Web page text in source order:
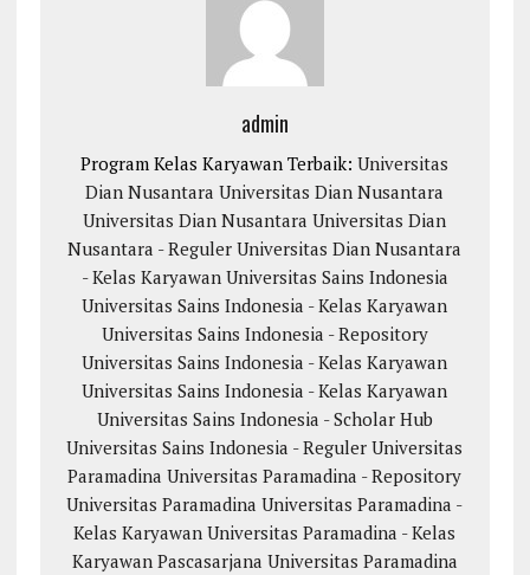
admin
Program Kelas Karyawan Terbaik:Universitas
Dian Nusantara Universitas Dian Nusantara
Universitas Dian Nusantara Universitas Dian
Nusantara - Reguler Universitas Dian Nusantara
- Kelas Karyawan Universitas Sains Indonesia
Universitas Sains Indonesia - Kelas Karyawan
Universitas Sains Indonesia - Repository
Universitas Sains Indonesia - Kelas Karyawan
Universitas Sains Indonesia - Kelas Karyawan
Universitas Sains Indonesia - Scholar Hub
Universitas Sains Indonesia - Reguler Universitas
Paramadina Universitas Paramadina - Repository
Universitas Paramadina Universitas Paramadina -
Kelas Karyawan Universitas Paramadina - Kelas
Karyawan Pascasarjana Universitas Paramadina